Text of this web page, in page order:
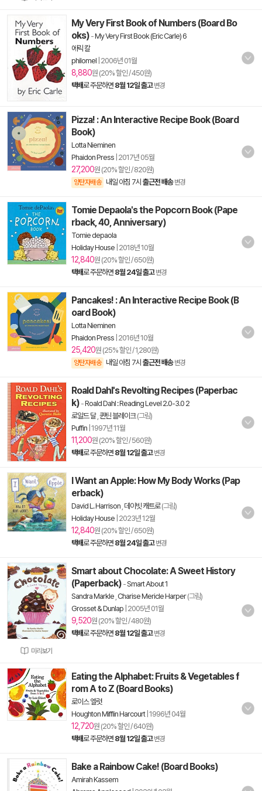
My Very First Book of Numbers (Board Bo
oks) -My Very First Book (Eric Carle) 6
에릭 칼
philomel 2006년 01월
8,880원 (20% 할인 / 450원)
택배로 주문하면 8월 12일 출고 변경
Pizza! : An Interactive Recipe Book (Board
Book)
Lotta Nieminen
Phaidon Press 2017년 05월
27,200원 (20% 할인 / 820원)
양탄자배송 내일 아침 7시 출근전 배송 변경
Tomie Depaola's the Popcorn Book (Pape
rback, 40, Anniversary)
Tomie depaola
Holiday House 2018년 10월
12,840원 (20% 할인 / 650원)
택배로 주문하면 8월 24일 출고 변경
Pancakes! : An Interactive Recipe Book (B
oard Book)
Lotta Nieminen
Phaidon Press 2016년 10월
25,420원 (25% 할인 / 1,280원)
양탄자배송 내일 아침 7시 출근전 배송 변경
Roald Dahl's Revolting Recipes (Paperbac
k) -Roald Dahl : Reading Level 2.0-3.0 2
로알드 달, 퀸틴 블레이크(그림)
Puffin 1997년 11월
11,200원 (20% 할인 / 560원)
택배로 주문하면 8월 12일 출고 변경
I Want an Apple: How My Body Works (Pap
erback)
David L. Harrison 데이빗 캐트로(그림)
Holiday House 2023년 12월
12,840원 (20% 할인 / 650원)
택배로 주문하면 8월 24일 출고 변경
미리보기
Smart about Chocolate: A Sweet History
(Paperback) -Smart About 1
Sandra Markle Charise Mericle Harper(그림)
Grosset & Dunlap 2005년 01월
9,520원 (20% 할인 / 480원)
택배로 주문하면 8월 12일 출고 변경
Eating the Alphabet: Fruits & Vegetables f
rom A to Z (Board Books)
로이스 엘럿
Houghton Mifflin Harcourt| 1996년 04월
12,720원 (20% 할인 / 640원)
택배로 주문하면 8월 12일 출고 변경
Bake a Rainbow Cake! (Board Books)
Amirah Kassem